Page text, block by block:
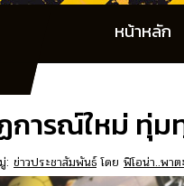
หน้าหลัก
การณ์ใหม่ ทุ่ม
: ข่าวประชาสัมพันธ์โดย ฟิโอน่า..พา